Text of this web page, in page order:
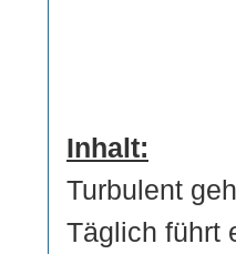
Inhalt:
Turbulent
Täglich führt